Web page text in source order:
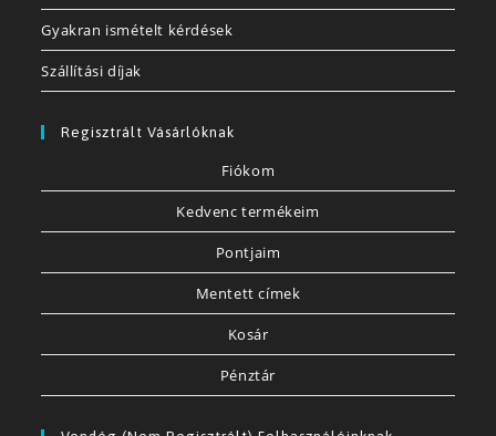
Gyakran ismételt kérdések
Szállítási díjak
Regisztrált Vásárlóknak
Fiókom
Kedvenc termékeim
Pontjaim
Mentett címek
Kosár
Pénztár